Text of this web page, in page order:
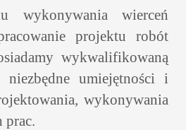
wykonywania wierceń
projektu robót
wykwalifikowaną
niezbędne umiejętności i
wykonywania
prac.